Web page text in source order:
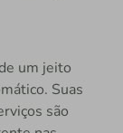
um jeito
Suas
são